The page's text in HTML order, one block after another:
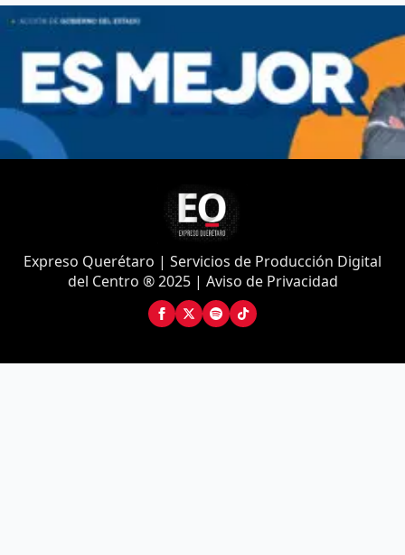
Expreso Querétaro | Servicios de Producción Digital
del Centro ® 2025 | Aviso de Privacidad